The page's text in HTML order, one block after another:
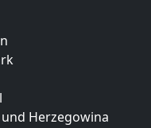
Herzegowina